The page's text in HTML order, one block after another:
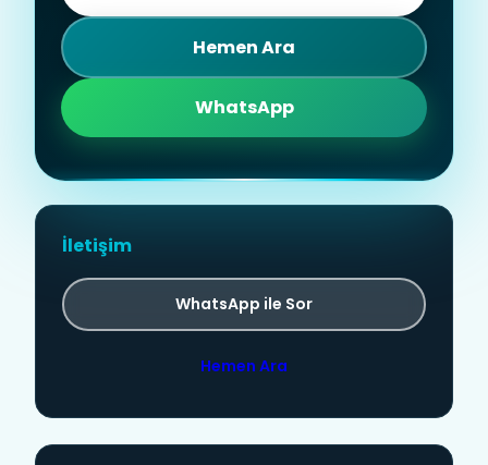
Hemen Ara
WhatsApp
İletişim
WhatsApp ile Sor
Hemen Ara